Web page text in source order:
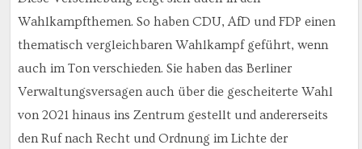
Wahlkampfthemen. So haben CDU, AfD und FDP einen
thematisch vergleichbaren Wahlkampf geführt, wenn
auch im Ton verschieden. Sie haben das Berliner
Verwaltungsversagen auch über die gescheiterte Wahl
von 2021 hinaus ins Zentrum gestellt und andererseits
den Ruf nach Recht und Ordnung im Lichte der